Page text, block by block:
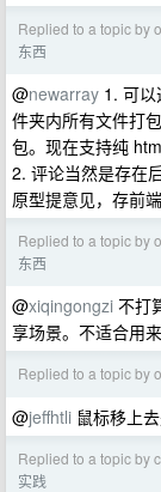
Replied to a topic by
东西
@newarray 1. 可
件夹内所有文件打
包。现在支持纯
2. 评论当然是存在
原型提意见，存前
Replied to a topic by
东西
@xiqingongzi 不打
享场景。不适合用
Replied to a topic by
@jeffhtli 鼠标移上
Replied to a topic by
实践